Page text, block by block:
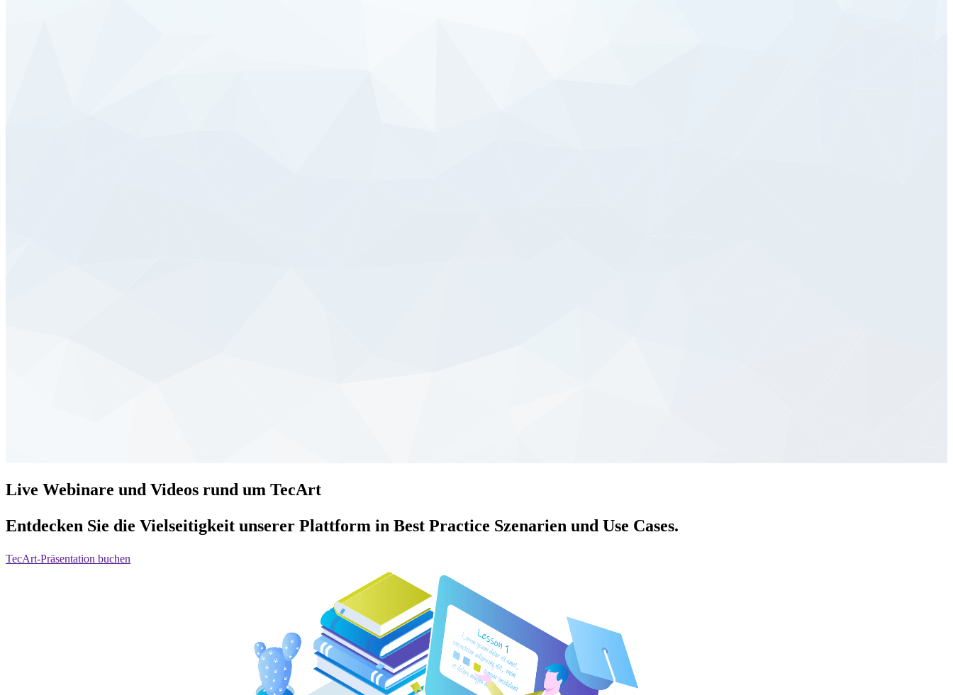
Live Webinare und Videos rund um TecArt
Entdecken Sie die Vielseitigkeit unserer Plattform in Best Practice Szenarien und Use Cases.
TecArt-Präsentation buchen